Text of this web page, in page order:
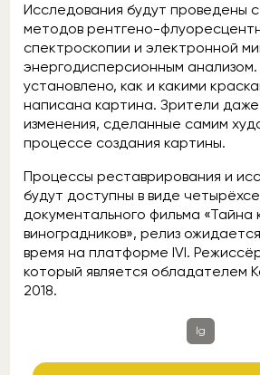
Исследования будут проведены
методов рентгено-
спектроскопии и электронной
энергодисперсионным
установлено, как и какими
написана картина. Зрители даже
изменения, сделанные самим
процессе создания картины.
Процессы реставрирования и
будут доступны в виде
документального фильма «Тайна
виноградников», релиз
время на платформе IVI.
который является обладателем
2018.
lg